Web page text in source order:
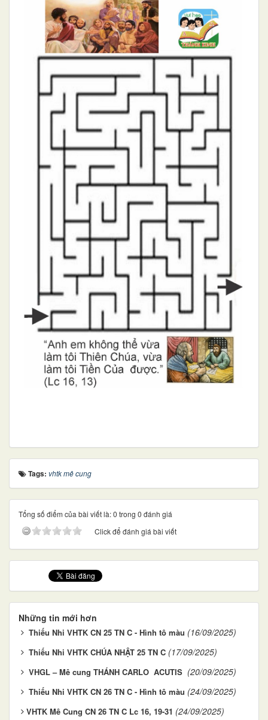
Tags: vhtk mê cung
Tổng số điểm của bài viết là: 0 trong 0 đánh giá
Click để đánh giá bài viết
Những tin mới hơn
Thiếu Nhi VHTK CN 25 TN C - Hình tô màu (16/09/2025)
Thiếu Nhi VHTK CHÚA NHẬT 25 TN C (17/09/2025)
VHGL – Mê cung THÁNH CARLO ACUTIS (20/09/2025)
Thiếu Nhi VHTK CN 26 TN C - Hình tô màu (24/09/2025)
​​​​​​​VHTK Mê Cung CN 26 TN C Lc 16, 19-31 (24/09/2025)